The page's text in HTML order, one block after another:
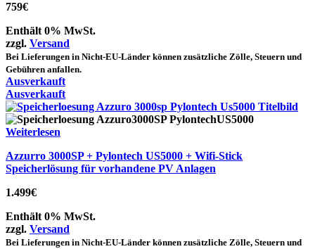
759€
Enthält 0% MwSt.
zzgl. Versand
Bei Lieferungen in Nicht-EU-Länder können zusätzliche Zölle, Steuern und
Gebühren anfallen.
Ausverkauft
Ausverkauft
Weiterlesen
Azzurro 3000SP + Pylontech US5000 + Wifi-Stick
Speicherlösung für vorhandene PV Anlagen
1.499€
Enthält 0% MwSt.
zzgl. Versand
Bei Lieferungen in Nicht-EU-Länder können zusätzliche Zölle, Steuern und